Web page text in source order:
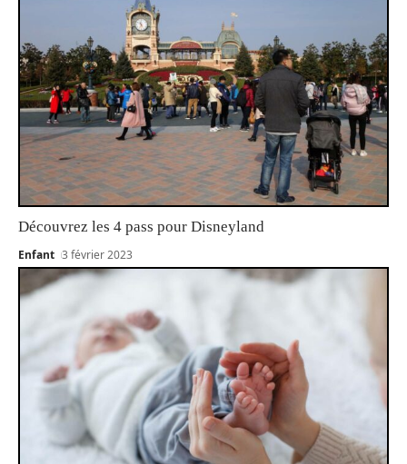
Découvrez les 4 pass pour Disneyland
Enfant 3 février 2023